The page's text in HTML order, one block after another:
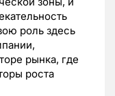
роль здесь
рынка, где
роста